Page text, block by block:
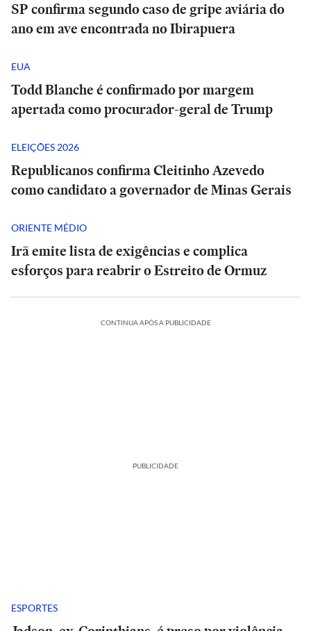
SP confirma segundo caso de gripe aviária do
ano em ave encontrada no Ibirapuera
EUA
Todd Blanche é confirmado por margem
apertada como procurador-geral de Trump
ELEIÇÕES 2026
Republicanos confirma Cleitinho Azevedo
como candidato a governador de Minas Gerais
ORIENTE MÉDIO
Irã emite lista de exigências e complica
esforços para reabrir o Estreito de Ormuz
CONTINUA APÓS A PUBLICIDADE
PUBLICIDADE
ESPORTES